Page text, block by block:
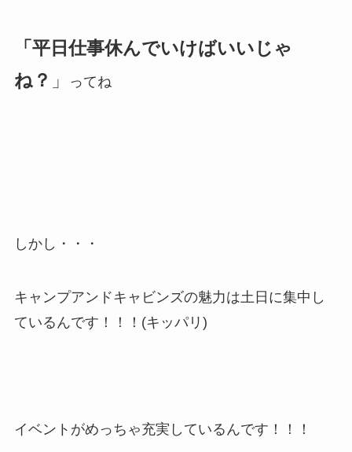
「平日仕事休んでいけばいいじゃ
ね？ 」 ってね
しかし・・・
キャンプアンドキャビンズの魅力は土日に集中し
ているんです！！！(キッパリ)
イベントがめっちゃ充実しているんです！！！